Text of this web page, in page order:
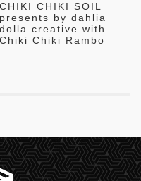
CHIKI CHIKI SOIL
presents by dahlia
dolla creative with
Chiki Chiki Rambo